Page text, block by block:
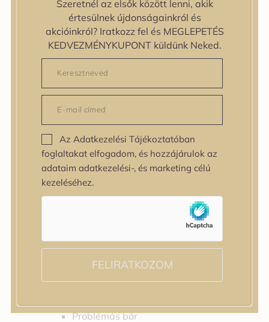
zipiderm
Bőrállapot
Bőrállapot
Bőrtípus
Bőrtípus
Kombinált
Száraz
Zsíros
Bőrprobléma
Bőrprobléma
Bőrpír
Dehidratált bőr
Érzékeny bőr
Fakóság
Problémás bőr
Szeretnél az elsők között lenni, akik
értesülnek újdonságainkról és
akcióinkról? Iratkozz fel és MEGLEPETÉS
KEDVEZMÉNYKUPONT küldünk Neked.
Az Adatkezelési Tájékoztatóban
foglaltakat elfogadom, és hozzájárulok az
adataim adatkezelési-, és marketing célú
kezeléséhez.
FELIRATKOZOM